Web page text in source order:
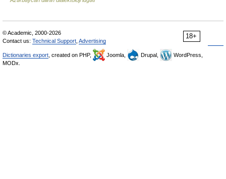
18+
© Academic, 2000-2026
Contact us: Technical Support Advertising
Dictionaries export , created on PHP, Joomla, Drupal,
WordPress,
MODx.